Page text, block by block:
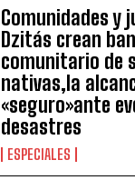
Comunidades y
Dzitás crean
comunitario de
nativas,la
«seguro»ante
desastres
ESPECIALES